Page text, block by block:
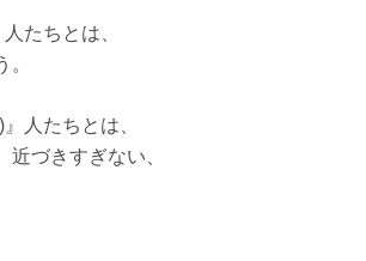
たちとは、
人たちとは、
づきすぎない、